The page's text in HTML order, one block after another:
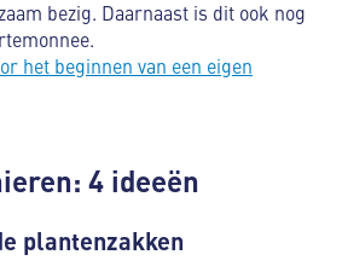
bezig. Daarnaast is dit ook nog
het beginnen van een eigen
4 ideeën
plantenzakken